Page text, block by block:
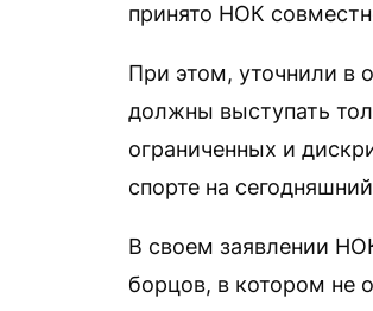
принято НОК
При этом, уточнили в
должны выступать
ограниченных и
спорте на сегодняшний
В своем заявлении
борцов, в котором не